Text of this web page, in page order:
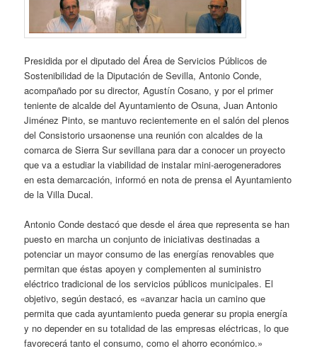
Presidida por el diputado del Área de Servicios Públicos de
Sostenibilidad de la Diputación de Sevilla, Antonio Conde,
acompañado por su director, Agustín Cosano, y por el primer
teniente de alcalde del Ayuntamiento de Osuna, Juan Antonio
Jiménez Pinto, se mantuvo recientemente en el salón del plenos
del Consistorio ursaonense una reunión con alcaldes de la
comarca de Sierra Sur sevillana para dar a conocer un proyecto
que va a estudiar la viabilidad de instalar mini-aerogeneradores
en esta demarcación, informó en nota de prensa el Ayuntamiento
de la Villa Ducal.
Antonio Conde destacó que desde el área que representa se han
puesto en marcha un conjunto de iniciativas destinadas a
potenciar un mayor consumo de las energías renovables que
permitan que éstas apoyen y complementen al suministro
eléctrico tradicional de los servicios públicos municipales. El
objetivo, según destacó, es «avanzar hacia un camino que
permita que cada ayuntamiento pueda generar su propia energía
y no depender en su totalidad de las empresas eléctricas, lo que
favorecerá tanto el consumo, como el ahorro económico.»